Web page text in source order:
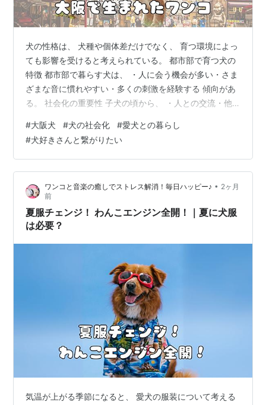
犬の性格は、 犬種や個体差だけでなく、 育つ環境によっ
ても影響を受けると考えられている。 都市部で育つ犬の
特徴 都市部で暮らす犬は、 ・人に会う機会が多い・さま
ざまな音に慣れやすい・多くの刺激を経験する 傾向があ
る。 社会化の重要性 子犬の頃から、 ・人との交流・他
ち着いた行動につながりやすい。 大阪の街と犬 大阪市
や周辺地域には、 公園や河川敷など、 犬と楽しめるスポ
ットも多い。 また、人との距離が近い文化も特徴的であ
る。 飼い主との時間が大切 どの地域で育つ場合でも、
最も重要なのは飼い主との信頼関係。 日々のコミュニケ
ーションが、 …
#大阪犬 #犬の社会化 #愛犬との暮らし
#犬好きさんと繋がりたい
ワンコと音楽の癒しでストレス解消！毎日ハッピー♪ • 2ヶ月
前
夏服チェンジ！ わんこエンジン全開！｜夏に犬服
は必要？
気温が上がる季節になると、 愛犬の服装について考える